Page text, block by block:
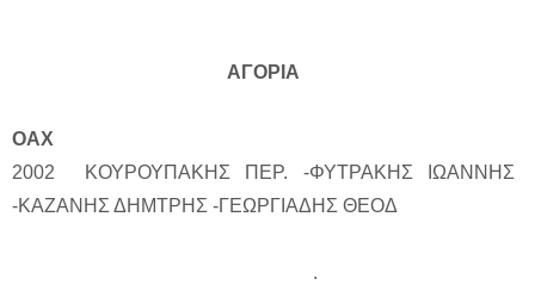
ΑΓΟΡΙΑ
ΟΑΧ
2002 ΚΟΥΡΟΥΠΑΚΗΣ ΠΕΡ. -ΦΥΤΡΑΚΗΣ ΙΩΑΝΝΗΣ
-ΚΑΖΑΝΗΣ ΔΗΜΤΡΗΣ -ΓΕΩΡΓΙΑΔΗΣ ΘΕΟΔ
.